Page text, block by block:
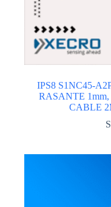
IPS8 S1NC45-
RASANTE
CABLE